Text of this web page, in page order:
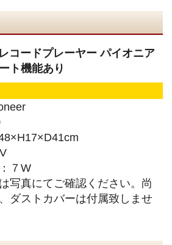
コードプレーヤー パイオニア
ト機能あり
７W
写真にてご確認ください。尚
ダストカバーは付属致しませ